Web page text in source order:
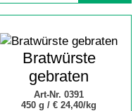
Bratwürste
gebraten
Art-Nr. 0391
450 g /€ 24,40/kg